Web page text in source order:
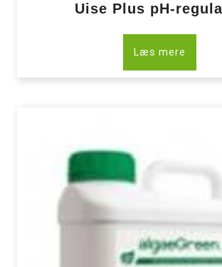
Uise Plus pH-
Læs mere